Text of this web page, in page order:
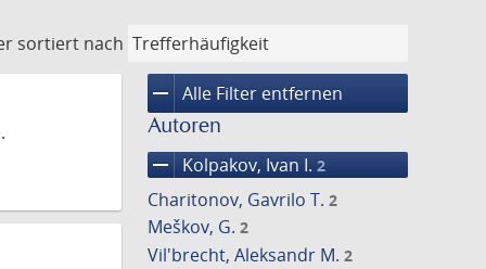
sortiert nach
remove Alle Filter entfernen
Autoren
remove Kolpakov, Ivan I. 2
Charitonov, Gavrilo T. 2
Meškov, G. 2
Vil'brecht, Aleksandr M. 2